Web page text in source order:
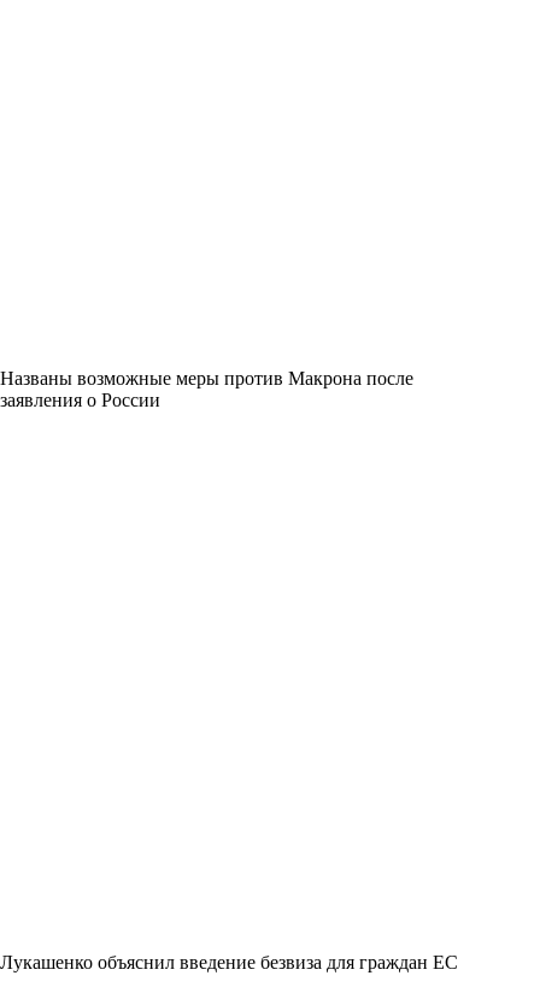
Названы возможные меры против Макрона после
заявления о России
Лукашенко объяснил введение безвиза для граждан ЕС